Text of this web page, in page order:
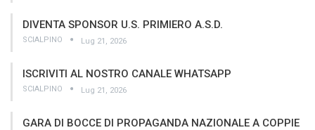
DIVENTA SPONSOR U.S. PRIMIERO A.S.D.
SCIALPINO Lug 21, 2026
ISCRIVITI AL NOSTRO CANALE WHATSAPP
SCIALPINO Lug 21, 2026
GARA DI BOCCE DI PROPAGANDA NAZIONALE A COPPIE